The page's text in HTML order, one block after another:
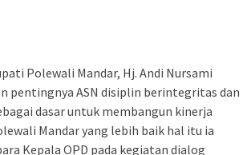
Polewali Mandar, Hj. Andi Nursami
pentingnya ASN disiplin berintegritas dan
dasar untuk membangun kinerja
Mandar yang lebih baik hal itu ia
Kepala OPD pada kegiatan dialog